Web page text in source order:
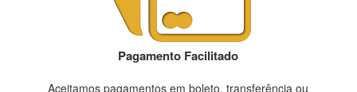
Pagamento Facilitado
Aceitamos pagamentos em boleto, transferência ou